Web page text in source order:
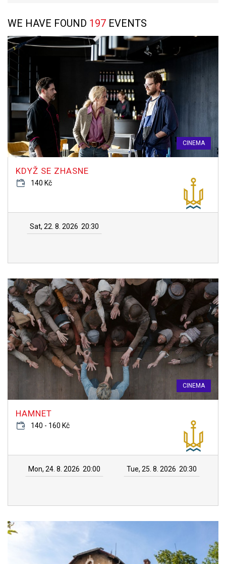
WE HAVE FOUND 197 EVENTS
CINEMA
KDYŽ SE ZHASNE
140 Kč
Sat, 22. 8. 2026 20:30
CINEMA
HAMNET
140 - 160 Kč
Mon, 24. 8. 2026 20:00 Tue, 25. 8. 2026 20:30